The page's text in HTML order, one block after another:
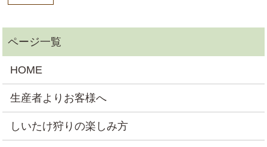
HOME
生産者よりお客様へ
しいたけ狩りの楽しみ方